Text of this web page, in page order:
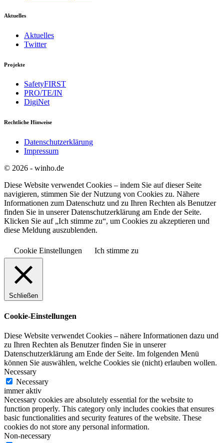
Aktuelles
Aktuelles
Twitter
Projekte
SafetyFIRST
PRO/TE/IN
DigiNet
Rechtliche Hinweise
Datenschutzerklärung
Impressum
© 2026 - winho.de
Diese Website verwendet Cookies – indem Sie auf dieser Seite
navigieren, stimmen Sie der Nutzung von Cookies zu. Nähere
Informationen zum Datenschutz und zu Ihren Rechten als Benutzer
finden Sie in unserer Datenschutzerklärung am Ende der Seite.
Klicken Sie auf „Ich stimme zu“, um Cookies zu akzeptieren und
diese Meldung auszublenden.
Cookie Einstellungen Ich stimme zu
Schließen
Cookie-Einstellungen
Diese Website verwendet Cookies – nähere Informationen dazu und
zu Ihren Rechten als Benutzer finden Sie in unserer
Datenschutzerklärung am Ende der Seite. Im folgenden Menü
können Sie auswählen, welche Cookies sie (nicht) erlauben wollen.
Necessary
Necessary
immer aktiv
Necessary cookies are absolutely essential for the website to
function properly. This category only includes cookies that ensures
basic functionalities and security features of the website. These
cookies do not store any personal information.
Non-necessary